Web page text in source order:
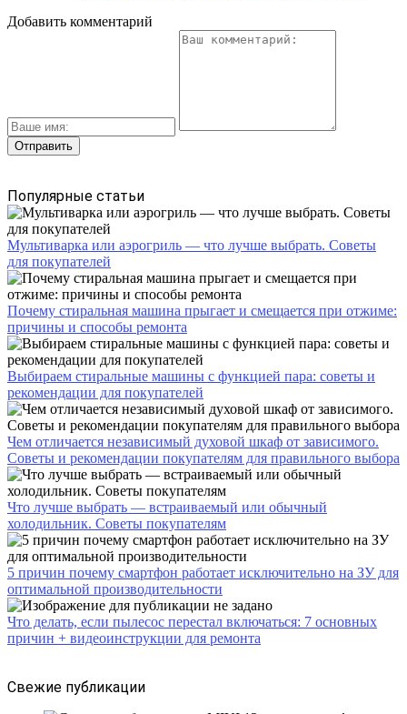
Добавить комментарий
Популярные статьи
Мультиварка или аэрогриль — что лучше выбрать. Советы
для покупателей
Почему стиральная машина прыгает и смещается при отжиме:
причины и способы ремонта
Выбираем стиральные машины с функцией пара: советы и
рекомендации для покупателей
Чем отличается независимый духовой шкаф от зависимого.
Советы и рекомендации покупателям для правильного выбора
Что лучше выбрать — встраиваемый или обычный
холодильник. Советы покупателям
5 причин почему смартфон работает исключительно на ЗУ для
оптимальной производительности
Что делать, если пылесос перестал включаться: 7 основных
причин + видеоинструкции для ремонта
Свежие публикации